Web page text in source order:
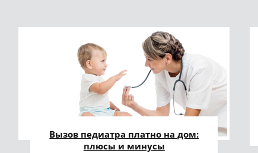
Вызов педиатра платно на дом:
плюсы и минусы